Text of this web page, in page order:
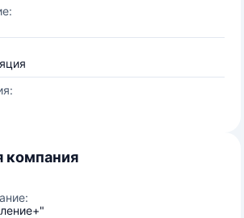
компания